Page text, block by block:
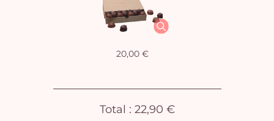
20,00 €
Total : 22,90 €